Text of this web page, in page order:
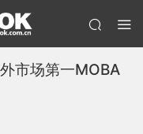
市场第一MOBA